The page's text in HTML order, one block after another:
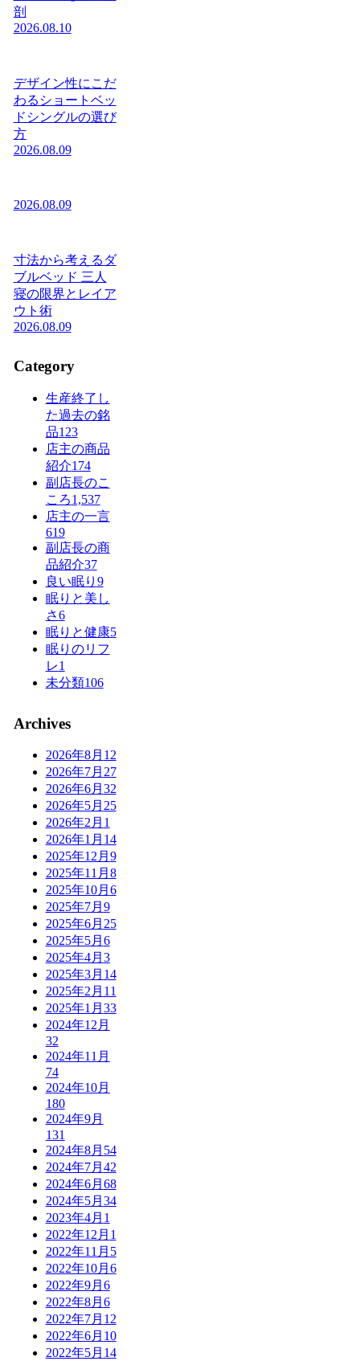
剖
2026.08.10
デザイン性にこだ
わるショートベッ
ドシングルの選び
方
2026.08.09
2026.08.09
寸法から考えるダ
ブルベッド 三人
寝の限界とレイア
ウト術
2026.08.09
Category
生産終了し
た過去の銘
品123
店主の商品
紹介174
副店長のこ
ころ1,537
店主の一言
619
副店長の商
品紹介37
良い眠り 9
眠りと美し
さ6
眠りと健康5
眠りのリフ
レ1
未分類106
Archives
2026年8月 12
2026年7月 27
2026年6月 32
2026年5月 25
2026年2月 1
2026年1月 14
2025年12月 9
2025年11月 8
2025年10月 6
2025年7月 9
2025年6月 25
2025年5月 6
2025年4月 3
2025年3月 14
2025年2月 11
2025年1月 33
2024年12月
32
2024年11月
74
2024年10月
180
2024年9月
131
2024年8月 54
2024年7月 42
2024年6月 68
2024年5月 34
2023年4月 1
2022年12月 1
2022年11月 5
2022年10月 6
2022年9月 6
2022年8月 6
2022年7月 12
2022年6月 10
2022年5月 14